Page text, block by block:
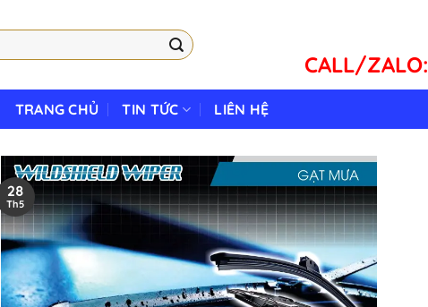
CALL/ZALO:
TRANG CHỦ TIN TỨC LIÊN HỆ
28
Th5